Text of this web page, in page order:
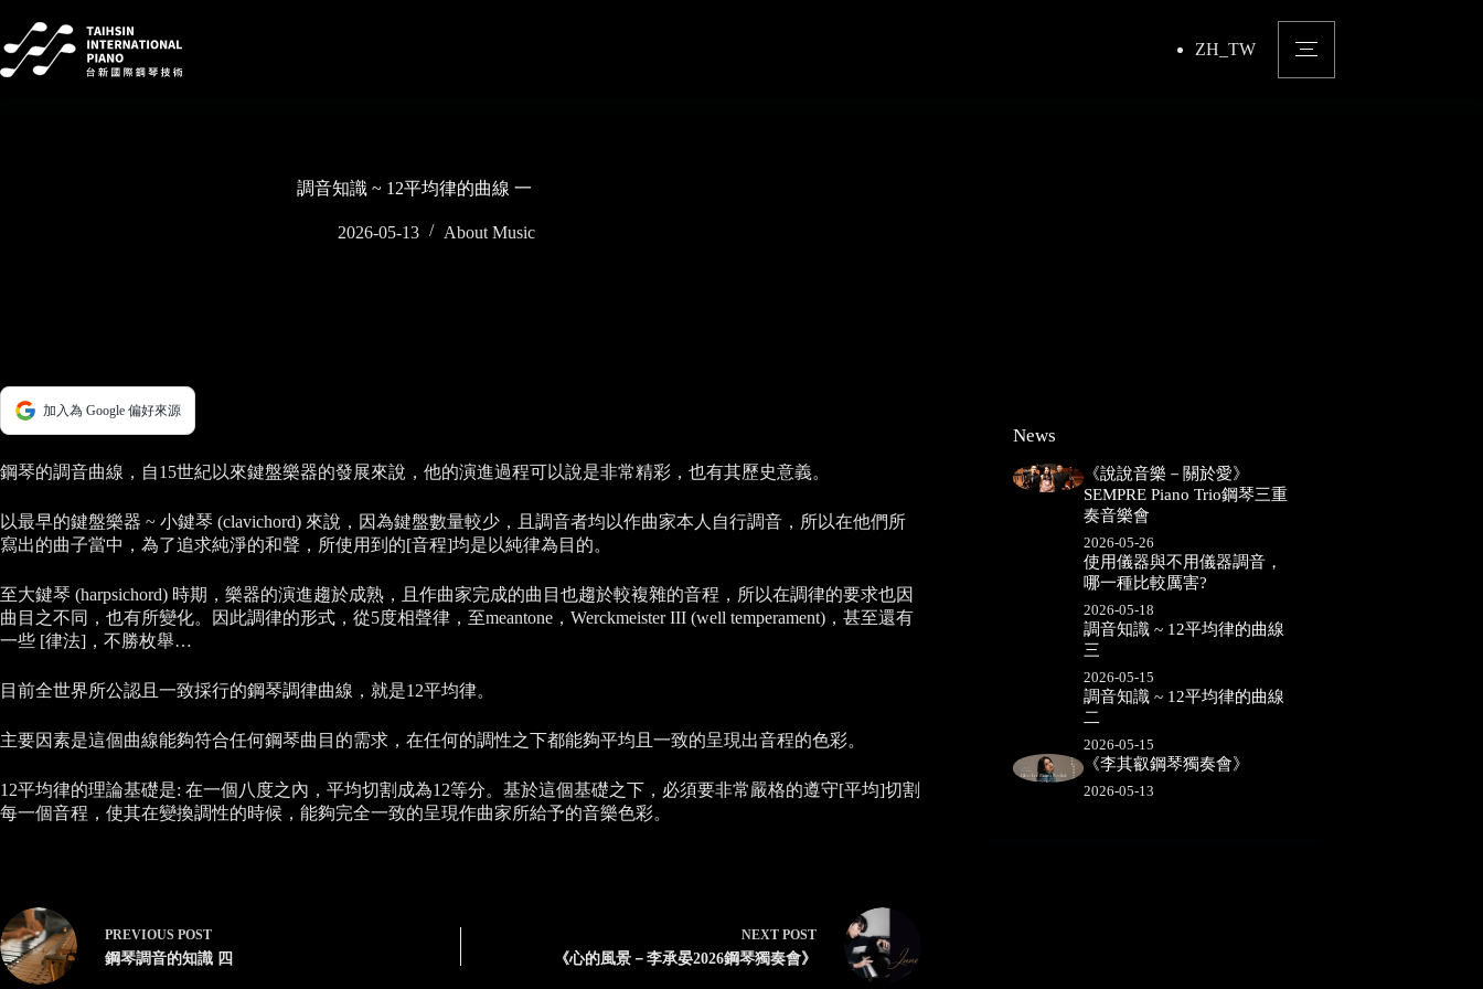
content
ZH_TW
調音知識 ~ 12平均律的曲線 一
2026-05-13 About Music
加入為 Google 偏好來源
鋼琴的調音曲線，自15世紀以來鍵盤樂器的發展來說，他的演進過程可以說是非常精彩，也有其歷史意義。
以最早的鍵盤樂器 ~ 小鍵琴 (clavichord) 來說，因為鍵盤數量較少，且調音者均以作曲家本人自行調音，所以在他們所
寫出的曲子當中，為了追求純淨的和聲，所使用到的[音程]均是以純律為目的。
至大鍵琴 (harpsichord) 時期，樂器的演進趨於成熟，且作曲家完成的曲目也趨於較複雜的音程，所以在調律的要求也因
曲目之不同，也有所變化。因此調律的形式，從5度相聲律，至meantone，Werckmeister III (well temperament)，甚至還有
一些 [律法]，不勝枚舉…
目前全世界所公認且一致採行的鋼琴調律曲線，就是12平均律。
主要因素是這個曲線能夠符合任何鋼琴曲目的需求，在任何的調性之下都能夠平均且一致的呈現出音程的色彩。
12平均律的理論基礎是: 在一個八度之內，平均切割成為12等分。基於這個基礎之下，必須要非常嚴格的遵守[平均]切割
每一個音程，使其在變換調性的時候，能夠完全一致的呈現作曲家所給予的音樂色彩。
PREVIOUS POST
鋼琴調音的知識 四
NEXT POST
《心的風景－李承晏2026鋼琴獨奏會》
News
《說說音樂－關於愛》
SEMPRE Piano Trio鋼琴三重
奏音樂會
2026-05-26
使用儀器與不用儀器調音，
哪一種比較厲害?
2026-05-18
調音知識 ~ 12平均律的曲線
三
2026-05-15
調音知識 ~ 12平均律的曲線
二
2026-05-15
《李其叡鋼琴獨奏會》
2026-05-13